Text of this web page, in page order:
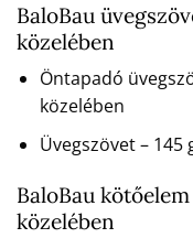
BaloBau
közelében
Öntapadó
közelében
Üvegszövet –
BaloBau
közelében